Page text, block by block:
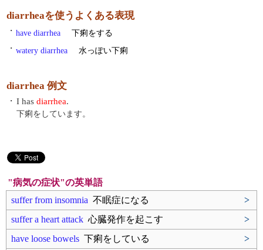
diarrheaを使うよくある表現
・ have diarrhea
下痢をする
・ watery diarrhea 水っぽい下痢
diarrhea 例文
・ I has diarrhea.
下痢をしています。
"病気の症状"の英単語
suffer from insomnia 不眠症になる
>
suffer a heart attack 心臓発作を起こす
>
have loose bowels 下痢をしている
>